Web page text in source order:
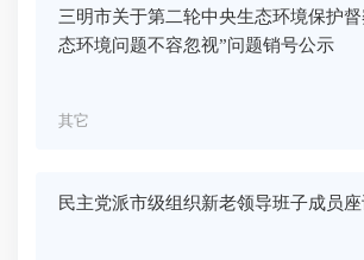
三明市关于第二轮中央生态环境保护
态环境问题不容忽视”问题销号公示
其它
民主党派市级组织新老领导班子成员